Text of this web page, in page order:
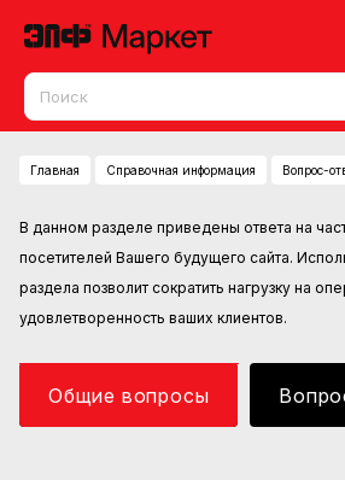
Главная Справочная информация Вопрос-
В данном разделе приведены ответа на
посетителей Вашего будущего сайта.
раздела позволит сократить нагрузку на
удовлетворенность ваших клиентов.
Общие вопросы